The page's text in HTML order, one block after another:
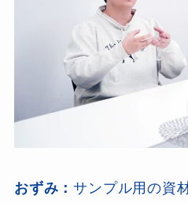
おずみ：サンプル用の資